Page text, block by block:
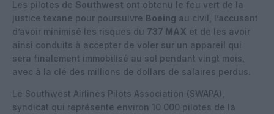
Les pilotes de Southwest ont obtenu le feu vert de la
justice texane pour poursuivre Boeing au civil, l’accusant
d’avoir minimisé les risques du 737 MAX et de les avoir
ainsi conduits à accepter de voler sur un appareil qui
sera finalement immobilisé au sol pendant vingt mois,
avec à la clé des millions de dollars de salaires perdus.
Le Southwest Airlines Pilots Association (SWAPA),
syndicat qui représente environ 10 000 pilotes de la